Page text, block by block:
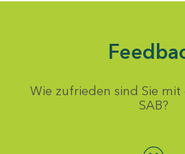
Wie zufrieden sind Sie
SAB?